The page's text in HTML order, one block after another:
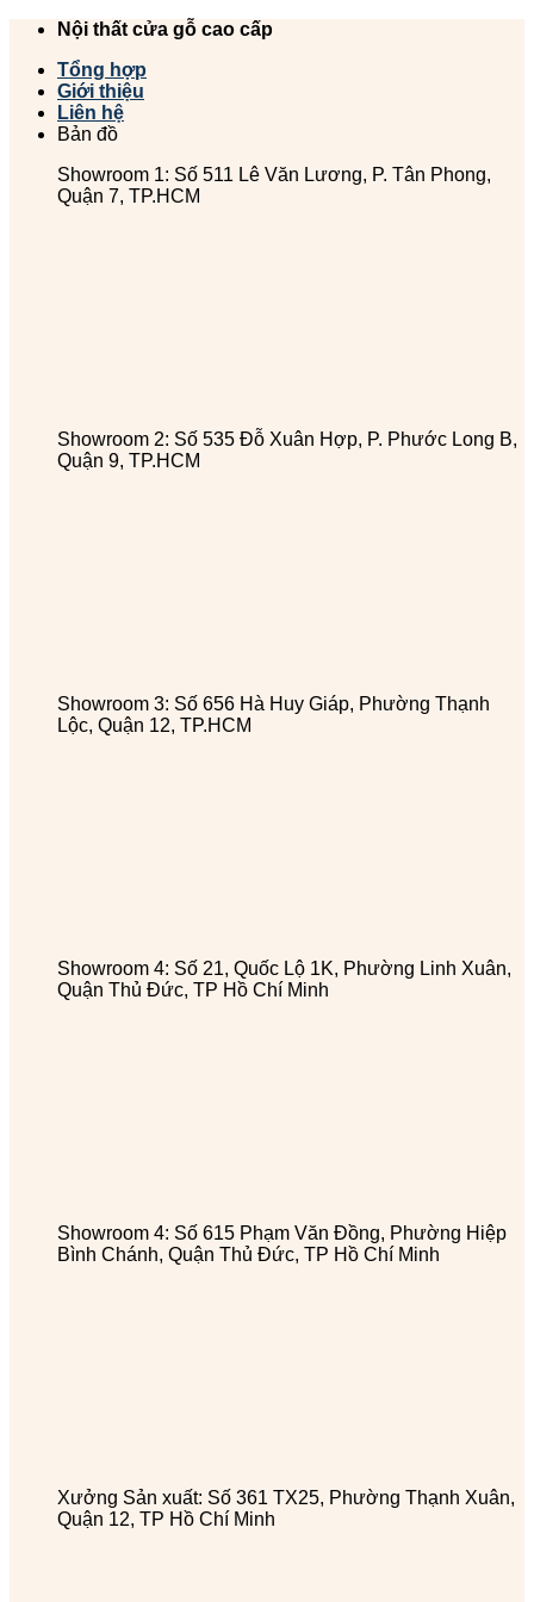
Chuyển
dung
Nội thất cửa gỗ cao cấp
Tổng hợp
Giới thiệu
Liên hệ
Bản đồ
Showroom 1: Số 511 Lê Văn Lương, P. Tân Phong,
Quận 7, TP.HCM
Showroom 2: Số 535 Đỗ Xuân Hợp, P. Phước Long B,
Quận 9, TP.HCM
Showroom 3: Số 656 Hà Huy Giáp, Phường Thạnh
Lộc, Quận 12, TP.HCM
Showroom 4: Số 21, Quốc Lộ 1K, Phường Linh Xuân,
Quận Thủ Đức, TP Hồ Chí Minh
Showroom 4: Số 615 Phạm Văn Đồng, Phường Hiệp
Bình Chánh, Quận Thủ Đức, TP Hồ Chí Minh
Xưởng Sản xuất: Số 361 TX25, Phường Thạnh Xuân,
Quận 12, TP Hồ Chí Minh